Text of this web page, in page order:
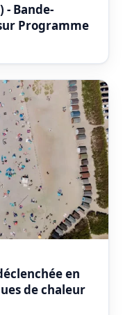
- Bande-
Programme
en
de chaleur